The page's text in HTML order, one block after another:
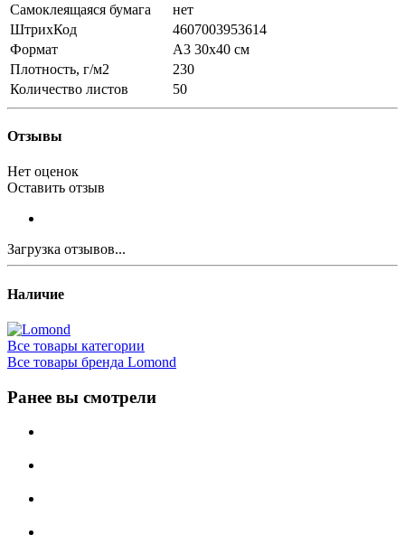
Самоклеящаяся бумага
нет
ШтрихКод
4607003953614
Формат
A3 30х40 см
Плотность, г/м2
230
Количество листов
50
Отзывы
Нет оценок
Оставить отзыв
Загрузка отзывов...
Наличие
Все товары категории
Все товары бренда Lomond
Ранее вы смотрели